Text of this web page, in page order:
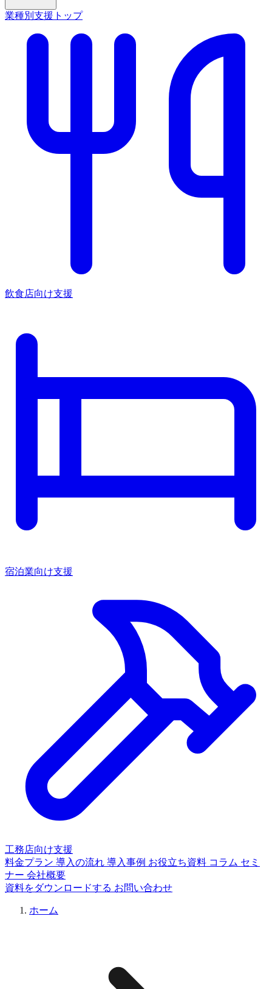
業種別支援トップ
飲食店向け支援
宿泊業向け支援
工務店向け支援
料金プラン 導入の流れ 導入事例 お役立ち資料 コラム セミ
ナー 会社概要
資料をダウンロードする お問い合わせ
ホーム